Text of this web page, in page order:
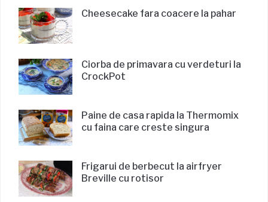
Cheesecake fara coacere la pahar
Ciorba de primavara cu verdeturi la
CrockPot
Paine de casa rapida la Thermomix
cu faina care creste singura
Frigarui de berbecut la airfryer
Breville cu rotisor